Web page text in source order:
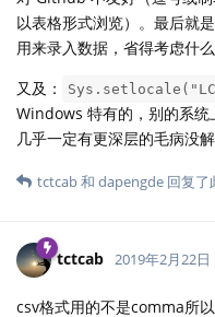
以表格形式浏览）。最后就
用来录入数据，省得考虑什
又及：
Windows 特有的，别的系统
几乎一定有更深层的毛病没解
tctcab和 dapengde 回复了
tctcab 2019年2月22日
csv格式用的不是comma所